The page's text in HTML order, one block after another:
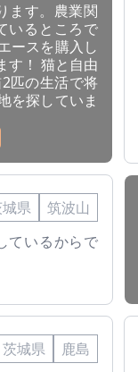
ます。農業関
いるところで
ースを購入し
す！ 猫と自由
匹の生活で将
を探していま
県
筑波山
ているからで
茨城県
鹿島